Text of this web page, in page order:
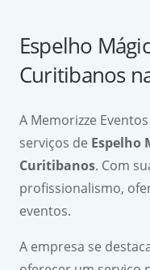
Espelho
Curitibanos
A Memorizze
serviços de Espelho
Curitibanos. Com
profissionalismo,
eventos.
A empresa se